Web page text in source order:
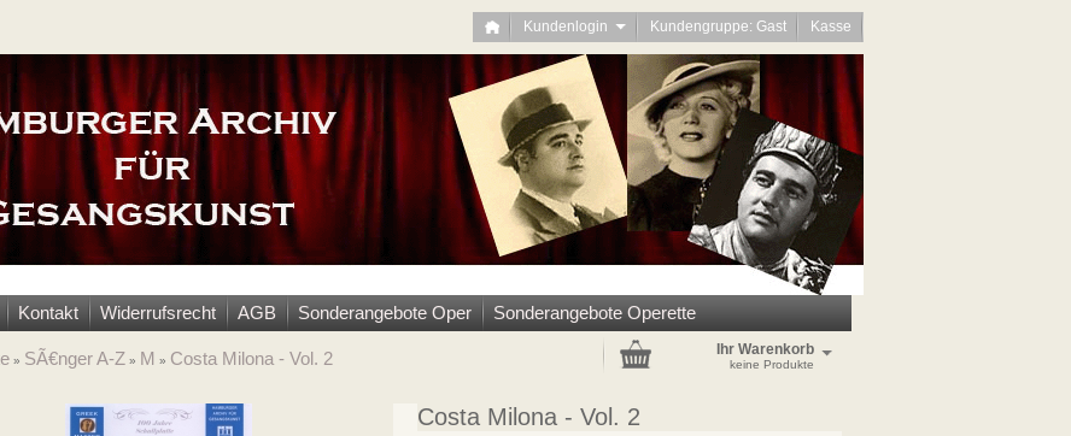
Kundenlogin Kundengruppe: Gast Kasse
Kontakt Widerrufsrecht AGB Sonderangebote Oper Sonderangebote Operette
» SÃ€nger A-Z » M » Costa Milona - Vol. 2 Ihr Warenkorb
keine Produkte
Costa Milona - Vol. 2